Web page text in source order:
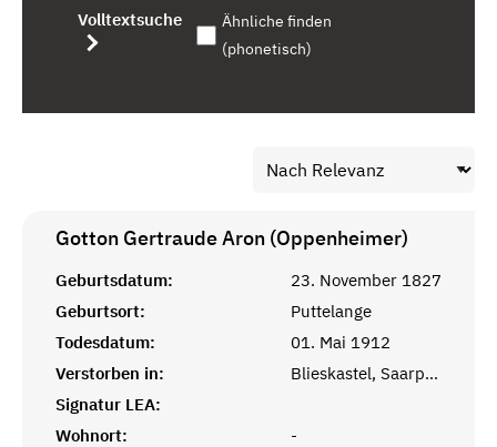
Volltextsuche
Ähnliche finden
(phonetisch)
Gotton Gertraude Aron (Oppenheimer)
Geburtsdatum:
23. November 1827
Geburtsort:
Puttelange
Todesdatum:
01. Mai 1912
Verstorben in:
Blieskastel, Saarpfalz
Signatur LEA:
Wohnort:
-